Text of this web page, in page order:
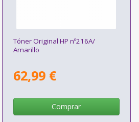
Tóner Original HP nº216A/
Amarillo
62,99 €
Comprar